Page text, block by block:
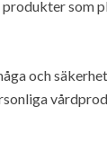
som
och